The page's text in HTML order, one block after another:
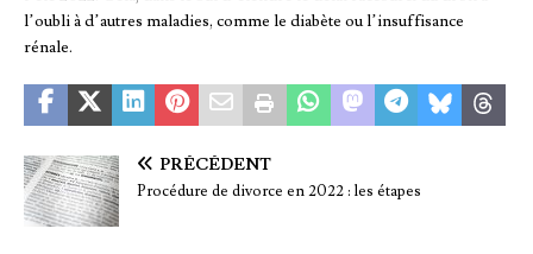
l’oubli à d’autres maladies, comme le diabète ou l’insuffisance
rénale.
PRÉCÉDENT
Procédure de divorce en 2022 : les étapes